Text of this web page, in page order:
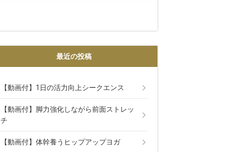
最近の投稿
【動画付】1日の活力向上シークエンス
【動画付】脚力強化しながら前面ストレッ
チ
【動画付】体幹養うヒップアップヨガ